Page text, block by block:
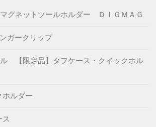
グネットツールホルダー ＤＩＧＭＡＧ
ガークリップ
【限定品】タフケース・クイックホル
ルダー